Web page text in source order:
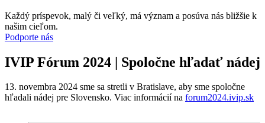
Každý príspevok, malý či veľký, má význam a posúva nás bližšie k
našim cieľom.
Podporte nás
IVIP Fórum 2024 | Spoločne hľadať nádej
13. novembra 2024 sme sa stretli v Bratislave, aby sme spoločne
hľadali nádej pre Slovensko. Viac informácií na forum2024.ivip.sk